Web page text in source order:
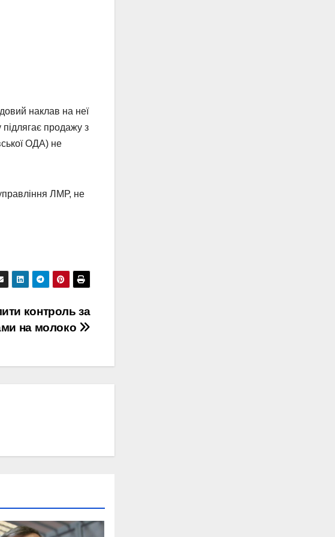
наклав на неї
продажу з
ОДА) не
ЛМР, не
контроль за
на молоко